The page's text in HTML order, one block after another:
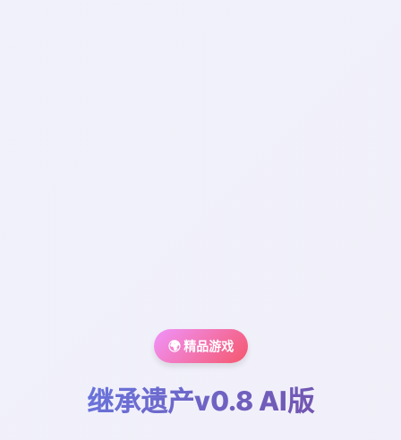
🌍 精品游戏
继承遗产v0.8 AI版